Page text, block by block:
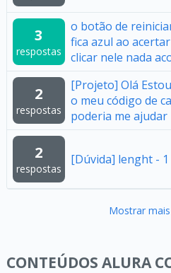
3
respostas
o botão de
fica azul ao
clicar nele nada
2
respostas
[Projeto] Olá
o meu código de
poderia me ajudar
2
respostas
[Dúvida] lenght - 1
Mostrar
CONTEÚDOS ALURA